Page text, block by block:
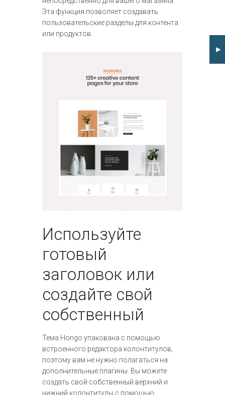
Эта функция позволяет создавать
пользовательские разделы для контента
или продуктов.
Используйте
готовый
заголовок или
создайте свой
собственный
Тема Hongo упакована с помощью
встроенного редактора колонтитулов,
поэтому вам не нужно полагаться на
дополнительные плагины. Вы можете
создать свой собственный верхний и
нижний колонтитулы с помощью
►